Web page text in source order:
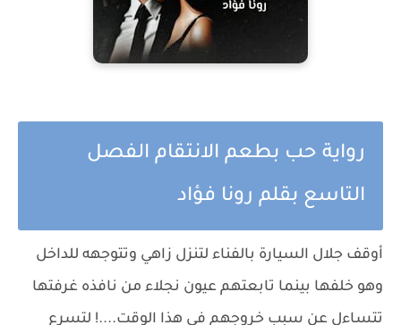
رواية حب بطعم الانتقام الفصل
التاسع بقلم رونا فؤاد
أوقف جلال السيارة بالفناء لتنزل زاهي وتتوجهه للداخل وهو خلفها بينما تابعتهم عيون نجلاء من نافذه غرفتها تتساءل عن سبب خروجهم في هذا الوقت....! لتسرع تخرج من غرفتها وتتجه للدرج لتلتقي بهم في منتصفه .... تظاهرت بالقلق وهي تقول:اية ياولاد خير في حاجة... ؟ فتحت فمها لتتحدث لتجد جلال يضع يداه حول خصرها قائلا ; لا ابدا ياعمتو... زاهي كانت عاوزة تشم هوا اخدتها وخرجنا شوية زاغت عيونها لحظة فهو لم يخبر عمته بشأن ماحدث لها...! هل فهم من أصابه كتفها أن لها علاقه بحريق مخازن اخته ولذا لم يخبر عمته حتي لايربط احد بينها وبين وماحدث.... هل شك بها ومع ذلك لم يسألها...! كانت شاردة في افكارها لتتحرك كالانسان الآلي بين يدية يصعد بها باقي الدرج لغرفتهما... قال وهو يدخلها ; غيري هدومك هطمن علي زين وارجعلك... اومات له ودخلت ليوصد الباب وينزل جلال الي الفناء... : ناصر... اية الاخبار؟ : اطمن ياجلال باشا كل حاجة زي ماسيادتك أمرت.... عيوني في كل حته في البيت تحركات سالي هانم عندي خطوة بخطوة وشريف باشا وحتي الاستاذ وحيد... الباشا الصغير والهانم في عنينا محدش يقدر يهوب ناحيتهم... نعمه مفتحة عنيها ومعانا لحظة بلحظة قال بنبرة محذرة : مش عاوز حد يفكر يخطي خطوة مكنش عارفها : اطمن ياباشا.. رجالتي زي ضلهم ومن غير ماحد منهم ياخد باله.... اومأ له قائلا : بكرة تجيب ليا بنتين كمان بس جامدين وعنيهم مفتحة واحدة تكون مع الهانم وواحدة مع نعمه عشان زين. : مالوش لزوم ياباشا... نعمه كفايه صدقني هتفدي الباشا الصغير والهانم بروحها هز راسه ; نفد اللي بقولك عليه ياناصر .. ودايما انت ورجالتك تكونوا علي بعد دقايق منهم.... اومأ له ناصر بطاعه : اطمن ياباشا : لو حد مس شعره منهم ياناصر حياتكم كلكم مش هتكفيني.... قال ناصر بتأكيد : رقبتنا فداهم ياباشا توجه لغرفة طفله النائم بفراشه وبجواره نعمه جالسة .... جلال باشا همس بخفوت وهو يشير اليها لتجلس ; شش خليكي قاعده... انا بطمن عليه : اطمن ياباشا هو بخير انحني ليطبع قبله علي جبين طفله.... يعرف انهم اجبن من ان يقتربوا منه لأنهم يعرفوا انه سيحرق الأخضر واليابس ولكن الاحتياط واجب خاصة بعد مافعلته زاهي الان ... سالي ستجن واحتمال ان تفقد تعقلها ان عرفت ان لزاهي يد بماحدث لها ..... خرجت زاهي من غرفة الملابس بنفس لحظة دخول جلال ليقول وهو ينظر اليها تعقد حزام روبها حول جسدها : مش الدكتورة قالت سيبي كتفك مكشوف نظرت لروبها الحريري الذي وضعته فوق بيجامتها قائلة : مش مضايقني توجه جلال ليجلس علي طرف الفراش ويمسك بالأدوية الخاصة بها قائلا :طيب تعالي عشان ادهنلك الكريم قالت بتوتر من معاملته المهتمه بها وخاصة وأنها تشعر بخفقان قلبها وتريد ان تعتذر عن سخافه كلماتها اخر مرة : متتعبش نفسك... هز راسه وهو يمد يده ليجلسها امامه قائلا : مش هتعرفي.... خليني انا هدهنلك فك حزام روبها وخلعه والقاه بعيدا لترتجف زاهي ماان اقترب منها وامتدت اصابعه لازرار بيجامتها يفتحها الواحد يلو الاخر ليبعدها عن كتفها..... اندفعت الدماء لوجهها حينما لامست اصابعه ظهرها العاري وهو يدلك لها الكريم ... تثاقلت أنفاسه واندفعت الدماء بعروقه يحبها و يشتاق اليها ولكنه لن يفرض نفسه عليها مجددا...!! خاصة بعد ماقالته اخر مرة وكيف تراه ندل جبان تركها لتلجأ لسواه وتدافع عن عاصم امامه وتقذف بوجهه كلماتها الجارحة ....! مرر يداه ببطء فوق كتفها وحتي عنقها لتغمض عيناها وقد اسكرها قربه ولفحتها أنفاسه الساخنه بجوار عنقها ... تحبه وتشتاق اليه وتتمني لو تعتذر له عما حدث بينهما اخر مرة....! ولكنه يتعامل معها برسميه واقتضاب جعلتها تتراجع .. تعرف انها أخطأت وجرحته لذا يتعامل معها بجمود تستحقه..... انتهي مما يقوم به لتفتح عيناها وتعود لواقعها.... التفتت اليه ورفعت اليه عيناها التي هدات لهيب نيرانها قاءلة بنبرة ناعمه : شكرا تعبتك معايا ابعد عيناه سريعا عن عيونها وهز راسه قائلا : سلامتك تركها ودخل ليغسل يداه لتخفض عيناها باحباط فهو نفذ رغبتها وابتعد ..... بينما هو نظر لنفسه بالمرأه يحاول تكذيب تلك النظرة التي رأها بعيناها ويخبر نفسه المشتاقه أليها انه يتوهم وماان يقترب حتي تبعده عنها مرة اخري واضعه علي عنقه ذاك الذنب الذي لن تنساه....! انتقمت من اخته هو يعرف وليس بغبي حتي لا يلحظ ان سبب حرقها هو تلك النيران التي اشعلتها بمخازن سالي ولكنه يتظاهر بأنه لايعرف شيء لعل لهيب الانتقام يخبو بقلبها...!! ولكن ماذا عن نيران قلبه التي تشعلها ببعدها وتعذيبها المستمر له بلاهواده .... ماذا عن عقله الذي لايستوعب ان تكون مثل سالي حاقده وتنتقم....! حقها ان تفعلها لايلومها ولكنه لايستوعب ان عقلها اصبح يخطط وينفذ...! يخشي عليها كثيرا مما اقحمت نفسها فيه ولاتدري انها ان تمادت بانتقامها لن تستطيع أن تعيش وهي تضع علي عنقها ذنب اكبر... فذنب الظالم اعفي من ذنب المظلوم.. ..... تنهد بألم يتساءل متي سيختفي طعم الانتقام من حياتهم.....!! ان أخبرته بأن هذا ماسيشفي نيران قلبها لكان نفذه لها دون أن تعرض نفسها للخطر...! خرج لتتقابل عيناه بعيونها وقد ارجعت راسها للخلف مستنده لظهر الفراش لاتستطيع النوم من الألم ... : اخدتي الدوا؟ هزت راسها ليسالها وهو يجلس الي جوارها :طيب لسة حاسة بوجع قالت وهي تنظر لكتفها الأحمر : بسيط مرر يداه برفق علي يدها قائلا : تحبي اجبلك مسكن هزت راسها :لا هحاول انام اومأ لها وتمدد بجوارها لتنزلق أسفل الاغطيه وتغمض عيناها في محاولة منها لتناسي الألم الذي يمزق قلبه فهي قد تسببت لنفسها بهذا وهي تنتقم....! ............ ... جلست علياء بالحديقة شاردة وابتسامه مرتسمه علي شفتيها ..... ماان تذكرت كيف صارحها باعجابه بها والذي لم تتخيله بأقصى أحلامها فكيف رجل مثله يعجب بفتاه عادية مثلها لتتذكر نبرته وحديثه الذي جعل الفراشات ترفرف حول قلبها : علياء انا من اول ماشفتك حسيت بحاجات عمري ما حسيتها اختفي صوتها فماذا يمكنها ان تقول ليرتجف كل انش بها ويتوقف قلبها لحظة عن الخفقان ماان سألها بنبرته الرجولية ; تتجوزيني ياعلياء ... علياء انتي سمعاني : ااه... بس.. بس : بس اية.... بقولك تتجوزيني يعني تقولي اه مش بس : احنا منعرفش بعض : مش عاوز اعرف حاجة غير اللي انا حاسة من اول ماشفتك... واللي اتمني يكون في مقابل له عندك..... علياء انا الكام يوم اللي رجعت فيهم القاهرة ومش عارف اشوفك فيهم جننوني.... مش قادر ابعد عنك وعاوزك تكوني ليا بأسرع وقت تثاقلت ضربات قلبها فهل هي تحلم.... عاشت ثلاثون عاما لم تنعم او تفكر مطلقا بالحب الذي طالما سمعت عنه لياتي اليها بمجرد صدفه ولقاء عابر بغريب اختطف قلبها : اصل ياعامر.. قال بلهفة : قلتي اية؟ : بقولك اصل انا..... قاطعها : لا قلتي اية قبلها..؟ قالت ببراءه : ياعامر تنهد قائلا : حتي اسمي له طعم تاني من شفايفك... تعرفي اني دي اول مرة تناديني فيها باسمي من غير انت ولا يااخينا أفلتت ضحكتها الناعمه ككل شئ فيها ليقول بجنون : اقفلي انا جاي لأخوكي حالا قالت بسرعه : استني يامجنون : مش قادر استني... انا جايلك حالا : مش هينفع الساعه عشرة وبعدين عاصم في القاهرة اصلا : انا راجع القاهرة حالا اخطبك منه.... عادت من شرودها وهي تضع يدها علي قلبها الذي يدق بجنون... سيطلبها من عاصم هذا الصباح.... رفعت عيناها للسماء التي بدأت تشرق وقد بدأ الصباح بالظهور لتنظر لساعتها تتمني ان يجري الوقت لتخبر زاهي.....! ........ ... ......انتي زاهي محمود...... ارتجفت اوصالها حينما تابعت تلك العيون الثاقبه.... معانا امر بالقبض عليكي انتفضت من نومها... لتجد نفسها بين بلحظة أحضان جلال المطمئنه حينما انتفض هو الاخر من نومه .. نظر لنفسها العالي ووجهها الذي يلمع بحبات العرق لتجد نفسها بلاتفكير تضم نفسها اليه اكثر تحتمي بأحضانه من خوفها.... لقد كان كابوس، مخيف....! همس بحنان وهو يمرر يداه علي ظهرها : متخافيش... محدش ،يقدر ياذيكي وانا جنبك.... شعر بيداها تقبض علي ملابسه تتمسك به ليضمها اليه اكثر حتي بدأت دقات قلبها تخفت وعادت للنوم مجددا بينما هو ظل ممدا وهي نائمة علي صدره وذراعيه حولها يفكر في حمايتها فيما اقحمت نفسها به...! ........ ..فتحت عيونها لتجد نفسها نائمه علي صدره وكلتا يداها تتمسك به رفعت عيناها نحوه لتجده مستيقظ يتطلع نحوها فقد استيقظ باكرا ورفض ان يتحرك حتي لايقلق نومها ... قال بهدوء : عامله اية النهاردة؟ اعتدلت جالسة تنظر حولها : الحمد لله.. نظرت للساعه قائلة : انت صاحي من بدري هز راسه لتقول ; . انت.. انت كدة اتاخرت بسببي : مش مهم... اومات له لينظر اليها لحظة يطمئن ان حالها اليوم أفضل من الأمس بعدها يدخل للاستحمام...... دخل غرفة الملابس ليرتدي ملابسة لتدخل زاهي تستحم.....اغلقت المياة وخرجت من المغطس واحاطت جسدها بالمنشفه الكبيرة بنفس اللحظة انتفضت من مكانها حينما فتح جلال الباب ينظر في ارجاء الحمام بقلق فقد طرق الباب اكثر من مرة ولم تجيب ليظن ان مكروه حدث لها فيفتح الباب ويدخل بلا تفكير... لعن فعلته حينما وجدها واقفة امامه بتلك المنشفة وخصلات شعرها المموجه بفعل المياة.... نظرت اليه وهي تشدد تلك المنشفة حول جسدها ولاتنكر ان محاولته لابعاد عيناه عنها عكس عادته ضايقتها ولكنها تستحق فهل ظنت انه سيحاول الاقتراب مجددا... او انه سيجعل نفسه أسير لها دوما.. كان لابد وان يتوقف عن المحاولة.... قال وهو يتراجع : انا قلقت لما خبطت ومردتيش هزت راسها وهي تحاول السيطرة علي مشاعرها التي فاضت فجأه حينما اختفي حبه من عيناه الجامدة... خرجت من الحمام لتجده واقف باتنظارها قائلا : تعالي عشان ادهنلك الكريم قبل ماامشي : مش، عاوزة اعطلك ; مش هتعطل سارت اليه ليجلسها الي طرف الفراش وينظر لكتفها الذي تحسن قليلا.... لعن بسره جلال بلاتوقف وهو يحارب للسيطرة علي اعصابه التي اثارتها بهذا الشكل وقد التفت تلك المنشفة حول جسدها البض وكشفت منه الكثير.... ومايزيد الطين بله هو أنه مجبر علي لمسها.... يده تلامس جسدها الناعم وعنقها المرمري الذي يتمني لو يتذوقه الان.... اااه اطلق تنهيده حاره بداخله فكم اشتاق اليها ويريدها.... ولكنه لن يحتمل الرفض مرة اخري لانه سيكون عليه طريق من الاتنين اما ان ياخذها غصبا واما أن يبتعد عنها ويغلق قلبه وهو لايريد اي من الطريقين فلن يجبرها يوما علي تحمل لمسته وهي لاتريد ..... وايضا لايستطيع ان يبتعد عنها.....! الانثي بداخلها ظهرت حينما رأت ذلك الجمود منه فكيف استطاع ان يقاومها بالرغم انه لم يفعل سابقا فقد كان دوما مشتاق اليها... لاتنكر ان بعد انتقامها من سالي بردت القليل من نيرانها لذا استطاعت ان تترك لقلبها القليل من الحرية في التعبير عن حبه والاشتياق له...! انتهي جلال مما يقوم به ليسرع للحمام لغسل يداه..... دخلت لترتدي ملابسها وحين عودتها للغرفة كان قد غادر......! اسرعت لهاتفها الذي يرن بلاتوقف.... علياء.. : زاهي حبيتي عندي ليكي خبر بمليون جنيه قالت زاهي بسعادة وهي تعني انتقامها من سالي بالأمس الذي تم كما أرادت : وانا كمان عندي خبر ليكي : قولي : لا انتي الأول ياعليا غض حلقها بالدموع وهي تستمع لسعاده علياء التي ستنهار وكم كرهت ان تكون السبب في دمار تلك السعاده التي اجتاحت صوت علياء وهي تتردد في أخبارها ان عامر متزوج....!! ولكن عليها ان تفهم الحقيقة لتكن صدمتها بالبداية قبل ان تغرق بحبه اكثر ... :.... جوز سالي قالتها علياء بصوت اغشته الدموع لاقو زاهي بتأثر مماثل ; لية ياعلياء مسألتنيش عنه..... قال علياء بنحيب : غصب عني يا زاهي....اصلا مكنتش متخيلة ان واحد زيه ممكن يفكر فيا عشان كدة مفكرتش أسألك عنه..... عمري مااتخيلت ان ممكن واحد زيه بحبني زاد نحيبها وهي تكمل :واهو فعلا ظني في محله تلاقي البيه كان بيتسلي قالت زاهي : حرام ياعلياء بلاش تظلميه... عامر بني اذن كويس... بس ظروفه غصب عنه : انتي اللي بتقولي كدة بازاهي..... ماهو عمل اللي جلال عمله معاكي ..... الظاهر العيلة كلها كدة... مع اختلاف انه أحقر لانه ضحك عليا وعلي مراته : لا يا عليا مستحيل يكون ده تفكيره والا مكنش، عرض عليكي الجواز بكت بحرقة : امال مقاليش ليه..؟ : اكيد خاف ترفضي عشان كدة خبي ع